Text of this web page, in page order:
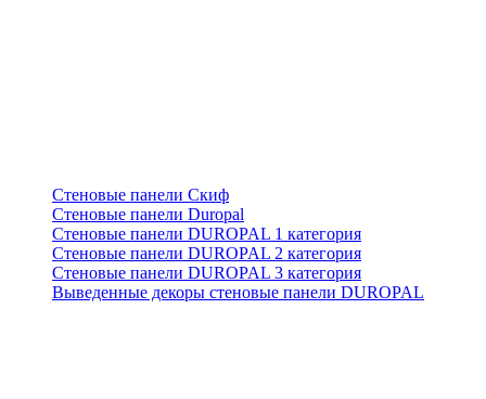
Стеновые панели Скиф
Стеновые панели Duropal
Стеновые панели DUROPAL 1 категория
Стеновые панели DUROPAL 2 категория
Стеновые панели DUROPAL 3 категория
Выведенные декоры стеновые панели DUROPAL